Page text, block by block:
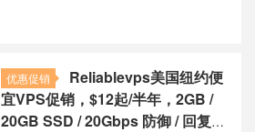
优惠促销
Reliablevps美国纽约便
宜VPS促销，$12起/半年，2GB /
20GB SSD / 20Gbps 防御 / 回复订